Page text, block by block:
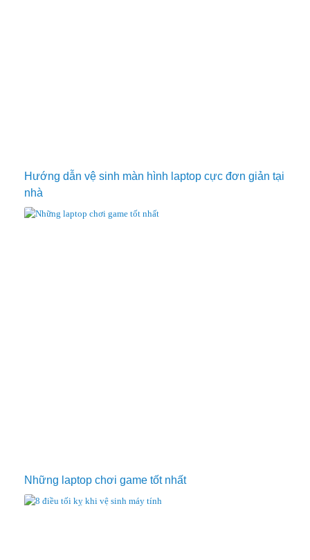
Hướng dẫn vệ sinh màn hình laptop cực đơn giản tại
nhà
Những laptop chơi game tốt nhất